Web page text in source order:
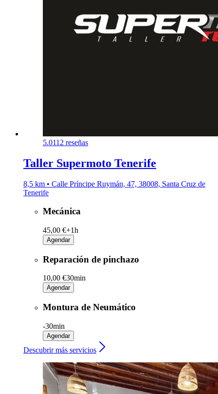
5.0112 reseñas
Taller Supermoto Tenerife
8,5 km • Calle Príncipe Ruymán, 47, 38008, Santa Cruz de
Tenerife
Mecánica
45,00 €+1h
Agendar
Reparación de pinchazo
10,00 €30min
Agendar
Montura de Neumático
-30min
Agendar
Descubrir más servicios